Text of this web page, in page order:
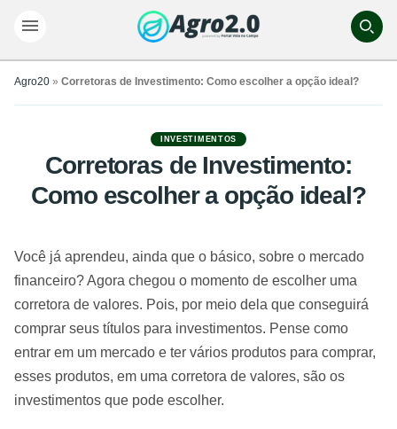
Agro20 » Corretoras de Investimento: Como escolher a opção ideal?
INVESTIMENTOS
Corretoras de Investimento:
Como escolher a opção ideal?
Você já aprendeu, ainda que o básico, sobre o mercado
financeiro? Agora chegou o momento de escolher uma
corretora de valores. Pois, por meio dela que conseguirá
comprar seus títulos para investimentos. Pense como
entrar em um mercado e ter vários produtos para comprar,
esses produtos, em uma corretora de valores, são os
investimentos que pode escolher.